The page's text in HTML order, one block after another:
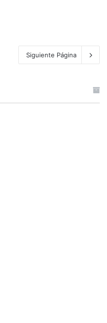
Siguiente Página